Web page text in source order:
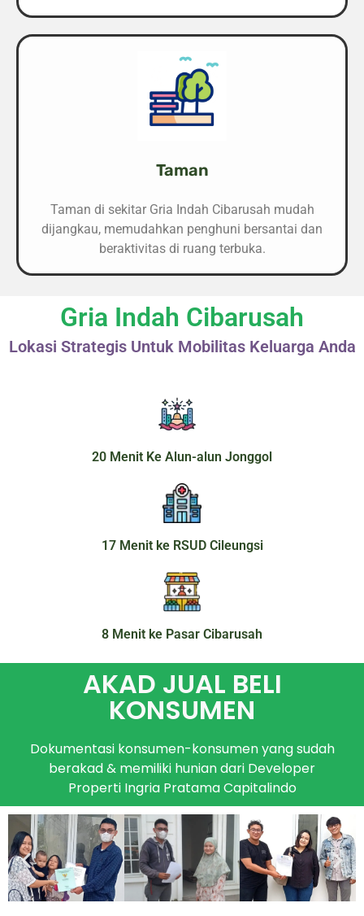
Taman
Taman di sekitar Gria Indah Cibarusah mudah
dijangkau, memudahkan penghuni bersantai dan
beraktivitas di ruang terbuka.
Gria Indah Cibarusah
Lokasi Strategis Untuk Mobilitas Keluarga Anda
20 Menit Ke Alun-alun Jonggol
17 Menit ke RSUD Cileungsi
8 Menit ke Pasar Cibarusah
AKAD JUAL BELI
KONSUMEN
Dokumentasi konsumen-konsumen yang sudah
berakad & memiliki hunian dari Developer
Properti Ingria Pratama Capitalindo